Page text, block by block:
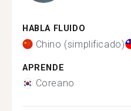
HABLA FLUIDO
Chino (simplificado)
APRENDE
Coreano